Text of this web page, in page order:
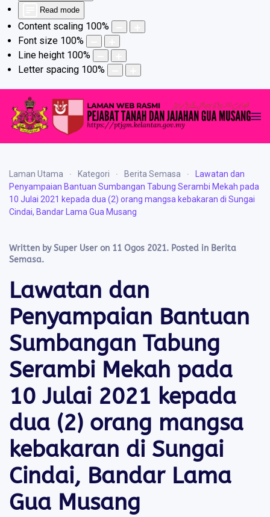
Read mode
Content scaling 100%
Font size 100%
Line height 100%
Letter spacing 100%
Laman Utama Kategori Berita Semasa
Lawatan dan
Penyampaian Bantuan Sumbangan Tabung Serambi Mekah pada
10 Julai 2021 kepada dua (2) orang mangsa kebakaran di Sungai
Cindai, Bandar Lama Gua Musang
Written by Super User on 11 Ogos 2021. Posted in Berita
Semasa.
Lawatan dan
Penyampaian Bantuan
Sumbangan Tabung
Serambi Mekah pada
10 Julai 2021 kepada
dua (2) orang mangsa
kebakaran di Sungai
Cindai, Bandar Lama
Gua Musang